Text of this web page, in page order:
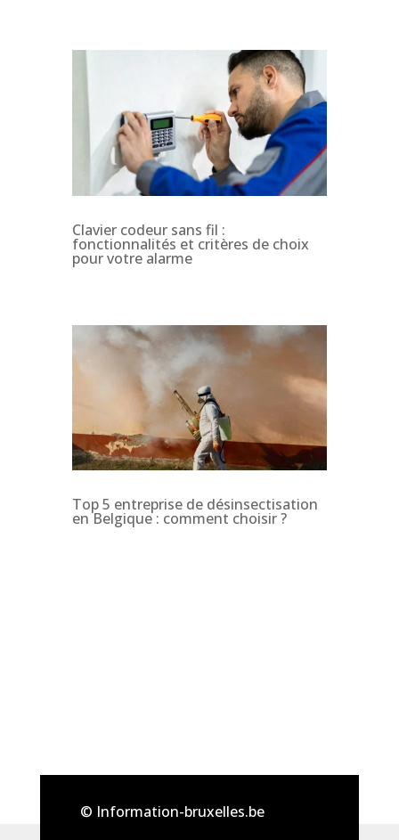
Clavier codeur sans fil :
fonctionnalités et critères de choix
pour votre alarme
Top 5 entreprise de désinsectisation
en Belgique : comment choisir ?
© Information-bruxelles.be